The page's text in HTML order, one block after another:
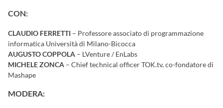
CON:
CLAUDIO FERRETTI – Professore associato di programmazione
informatica Università di Milano-Bicocca
AUGUSTO COPPOLA – LVenture / EnLabs
MICHELE ZONCA – Chief technical officer TOK.tv, co-fondatore di
Mashape
MODERA: